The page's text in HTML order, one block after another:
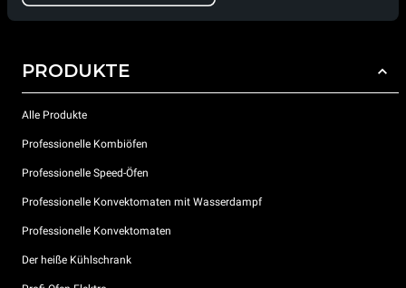
PRODUKTE
Alle Produkte
Professionelle Kombiöfen
Professionelle Speed-Öfen
Professionelle Konvektomaten mit Wasserdampf
Professionelle Konvektomaten
Der heiße Kühlschrank